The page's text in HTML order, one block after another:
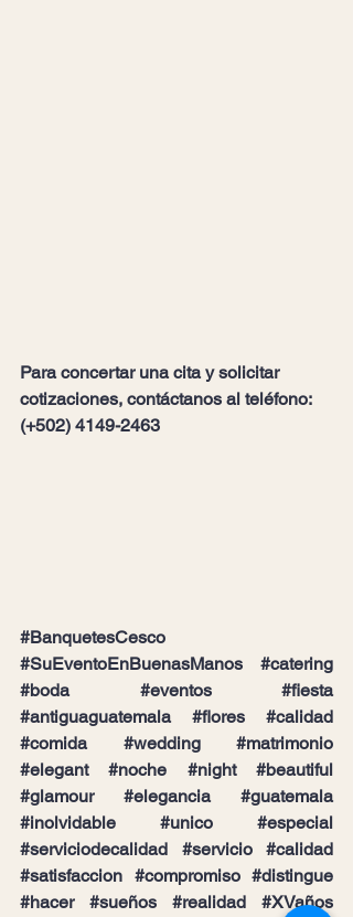
Para concertar una cita y solicitar
cotizaciones, contáctanos al teléfono:
(+502) 4149-2463
#BanquetesCesco
#SuEventoEnBuenasManos
#catering
#boda
#eventos
#fiesta
#antiguaguatemala
#flores
#calidad
#comida
#wedding
#matrimonio
#elegant
#noche #night
#beautiful
#glamour
#elegancia
#guatemala
#inolvidable
#unico
#especial
#serviciodecalidad
#servicio
#calidad
#satisfaccion #compromiso #distingue
#hacer
#sueños #realidad
#XVaños